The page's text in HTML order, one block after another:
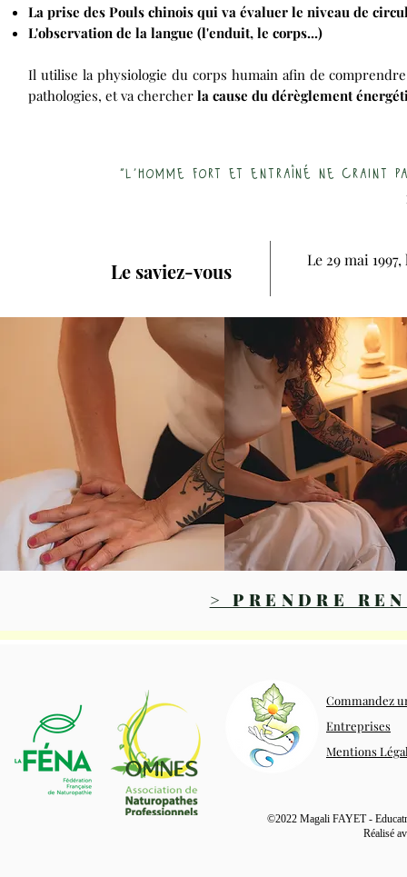
La prise des Pouls chinois qui va évaluer le niveau de
L'observation de la langue (l'enduit, le corps...)
Il utilise la physiologie du corps humain afin de
pathologies, et va chercher la cause du dérèglement
"l'homme fort et entraîné ne craint
Le 29 mai
Le saviez-vous
> PRENDRE
Commandez
Entreprises
Mentions
©2022 Magali FAYET -
Réalisé